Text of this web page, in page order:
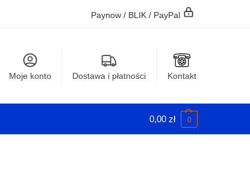
Paynow / BLIK / PayPal
Moje konto Dostawa i płatności Kontakt
0,00 zł 0